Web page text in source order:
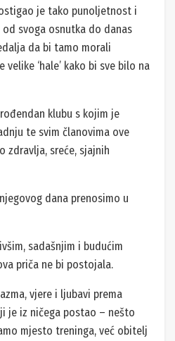
je tako punoljetnost i
od svoga osnutka do danas
da bi tamo morali
‘hale’ kako bi sve bilo na
klubu s kojim je
te svim članovima ove
zdravlja, sreće, sjajnih
dana prenosimo u
sadašnjim i budućim
priča ne bi postojala.
vjere i ljubavi prema
je iz ničega postao – nešto
mjesto treninga, već obitelj